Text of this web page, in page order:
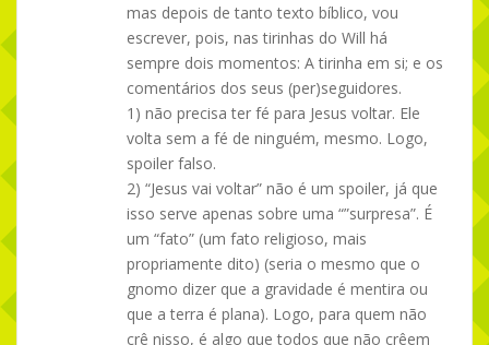
mas depois de tanto texto bíblico, vou
escrever, pois, nas tirinhas do Will há
sempre dois momentos: A tirinha em si; e os
comentários dos seus (per)seguidores.
1) não precisa ter fé para Jesus voltar. Ele
volta sem a fé de ninguém, mesmo. Logo,
spoiler falso.
2) “Jesus vai voltar” não é um spoiler, já que
isso serve apenas sobre uma “”surpresa”. É
um “fato” (um fato religioso, mais
propriamente dito) (seria o mesmo que o
gnomo dizer que a gravidade é mentira ou
que a terra é plana). Logo, para quem não
crê nisso, é algo que todos que não crêem